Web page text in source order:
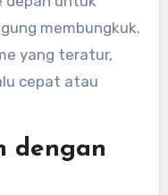
membungkuk.
yang teratur,
cepat atau
dengan